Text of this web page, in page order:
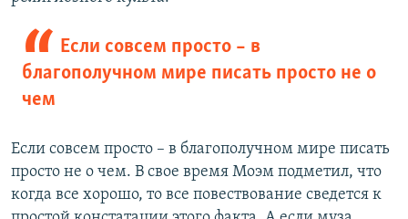
Если совсем просто – в
благополучном мире писать просто не о
чем
Если совсем просто – в благополучном мире писать
просто не о чем. В свое время Моэм подметил, что
когда все хорошо, то все повествование сведется к